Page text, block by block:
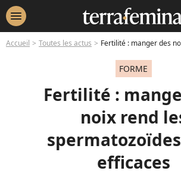
menu
Accueil Toutes les actus Fertilité : manger des noix rend
FORME
Fertilité :
noix rend
efficaces